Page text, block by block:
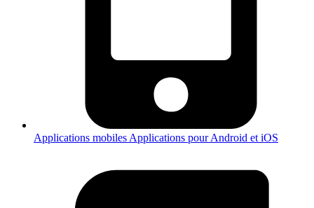
Applications mobiles Applications pour Android et iOS